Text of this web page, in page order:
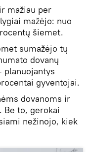
mažiau per
mažėjo: nuo
šiemet.
sumažėjo tų
dovanų
gyventojai.
dovanoms ir
Be to, gerokai
nežinojo, kiek